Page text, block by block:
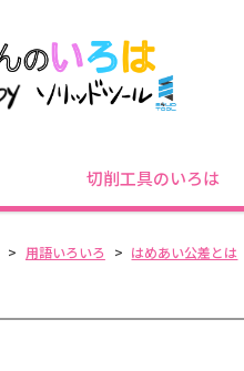
切削工具のいろは
> 用語いろいろ > はめあい公差とは